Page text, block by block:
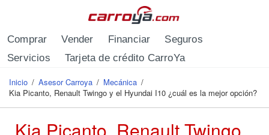
Comprar Vender Financiar
Seguros
Servicios
Tarjeta de crédito CarroYa
Se encuentra usted aquí
Inicio / Asesor Carroya / Mecánica /
Kia Picanto, Renault Twingo y el Hyundai I10 ¿cuál es la mejor opción?